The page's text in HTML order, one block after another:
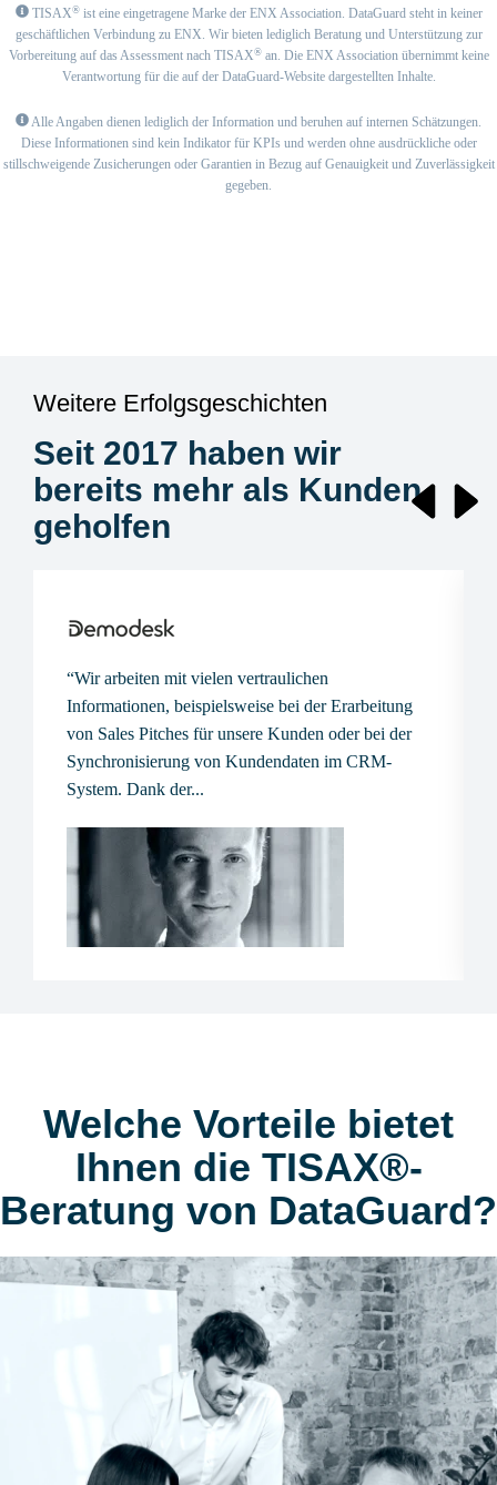
TISAX®ist eine eingetragene Marke der ENX Association. DataGuard steht in keiner
geschäftlichen Verbindung zu ENX. Wir bieten lediglich Beratung und Unterstützung zur
Vorbereitung auf das Assessment nach TISAX®an. Die ENX Association übernimmt keine
Verantwortung für die auf der DataGuard-Website dargestellten Inhalte.
Alle Angaben dienen lediglich der Information und beruhen auf internen Schätzungen.
Diese Informationen sind kein Indikator für KPIs und werden ohne ausdrückliche oder
stillschweigende Zusicherungen oder Garantien in Bezug auf Genauigkeit und Zuverlässigkeit
gegeben.
Weitere Erfolgsgeschichten
Seit 2017 haben wir
bereits mehr als Kunden
geholfen
“Wir arbeiten mit vielen vertraulichen
Informationen, beispielsweise bei der Erarbeitung
von Sales Pitches für unsere Kunden oder bei der
Synchronisierung von Kundendaten im CRM-
System. Dank der...
Welche Vorteile bietet
Ihnen die TISAX®-
Beratung von DataGuard?